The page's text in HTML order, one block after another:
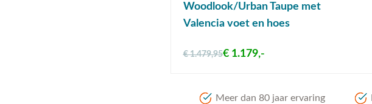
Woodlook/Urban Taupe met
Valencia voet en hoes
€ 1.479,95€ 1.179,-
Meer dan 80 jaar ervaring